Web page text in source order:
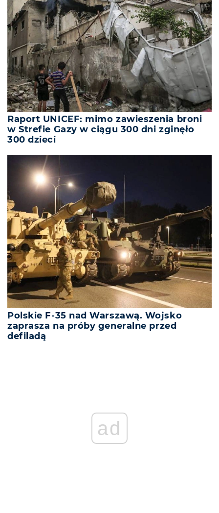
Raport UNICEF: mimo zawieszenia broni
w Strefie Gazy w ciągu 300 dni zginęło
300 dzieci
Polskie F-35 nad Warszawą. Wojsko
zaprasza na próby generalne przed
defiladą
ad